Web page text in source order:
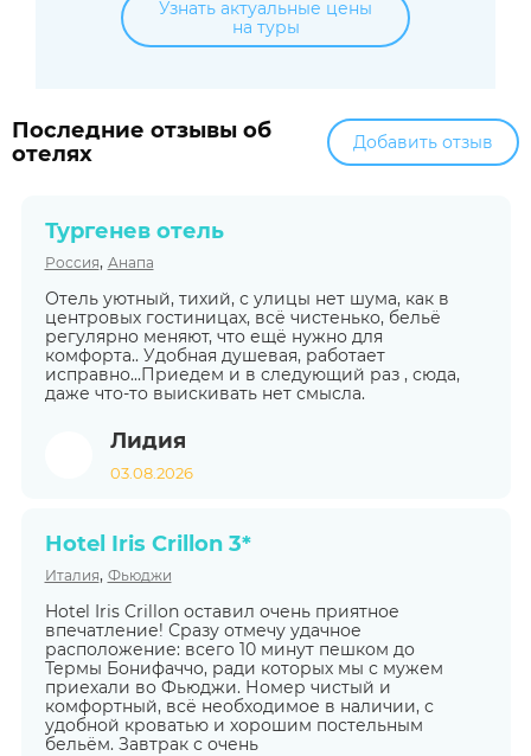
Узнать актуальные цены
на туры
Последние отзывы об
отелях
Добавить отзыв
Тургенев отель
Россия, Анапа
Отель уютный, тихий, с улицы нет шума, как в
центровых гостиницах, всё чистенько, бельё
регулярно меняют, что ещё нужно для
комфорта.. Удобная душевая, работает
исправно...Приедем и в следующий раз , сюда,
даже что-то выискивать нет смысла.
Лидия
03.08.2026
Hotel Iris Crillon 3*
Италия, Фьюджи
Hotel Iris Crillon оставил очень приятное
впечатление! Сразу отмечу удачное
расположение: всего 10 минут пешком до
Термы Бонифаччо, ради которых мы с мужем
приехали во Фьюджи. Номер чистый и
комфортный, всё необходимое в наличии, с
удобной кроватью и хорошим постельным
бельём. Завтрак с очень